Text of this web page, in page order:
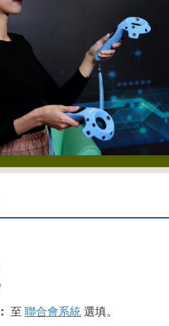
至 聯合會系統 選填。